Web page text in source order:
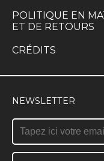
POLITIQUE EN
ET DE RETOURS
CRÉDITS
NEWSLETTER